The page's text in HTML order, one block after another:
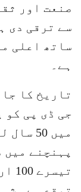
صنعت اور
سے ترقی دی
ساتھ اعلی
ہے۔
تاریخ کا